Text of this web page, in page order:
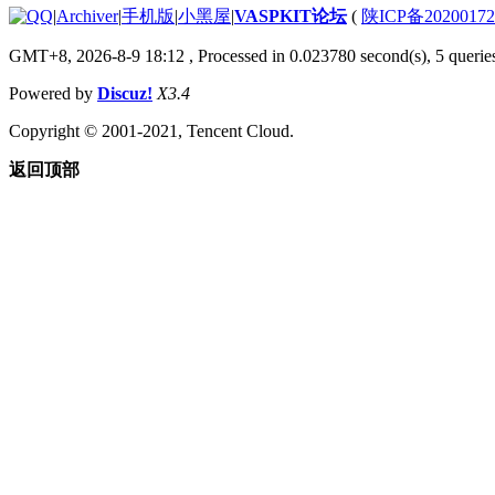
|Archiver|手机版|小黑屋|VASPKIT论坛( 陕ICP备
GMT+8, 2026-8-9 18:12 , Processed in 0.023780 second(s), 5
Powered by Discuz! X3.4
Copyright © 2001-2021, Tencent Cloud.
返回顶部